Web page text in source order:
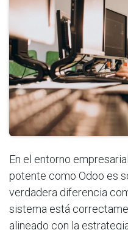
En el entorno
potente como Odoo es
verdadera diferencia
sistema está
alineado con la